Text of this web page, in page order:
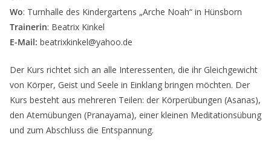
Wo: Turnhalle des Kindergartens „Arche Noah“ in Hünsborn
Trainerin: Beatrix Kinkel
E-Mail: beatrixkinkel@yahoo.de
Der Kurs richtet sich an alle Interessenten, die ihr Gleichgewicht
von Körper, Geist und Seele in Einklang bringen möchten. Der
Kurs besteht aus mehreren Teilen: der Körperübungen (Asanas),
den Atemübungen (Pranayama), einer kleinen Meditationsübung
und zum Abschluss die Entspannung.